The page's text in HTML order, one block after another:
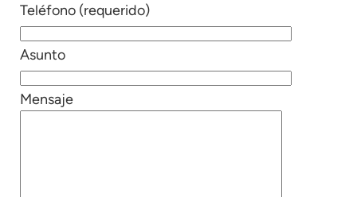
Teléfono (requerido)
Asunto
Mensaje